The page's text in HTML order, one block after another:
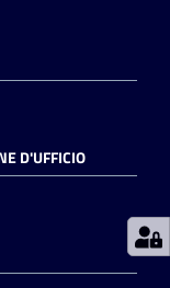
D'UFFICIO